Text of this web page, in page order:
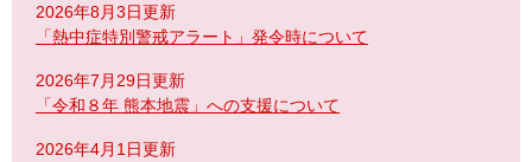
2026年8月3日更新
「熱中症特別警戒アラート」発令時について
2026年7月29日更新
「令和８年 熊本地震」への支援について
2026年4月1日更新